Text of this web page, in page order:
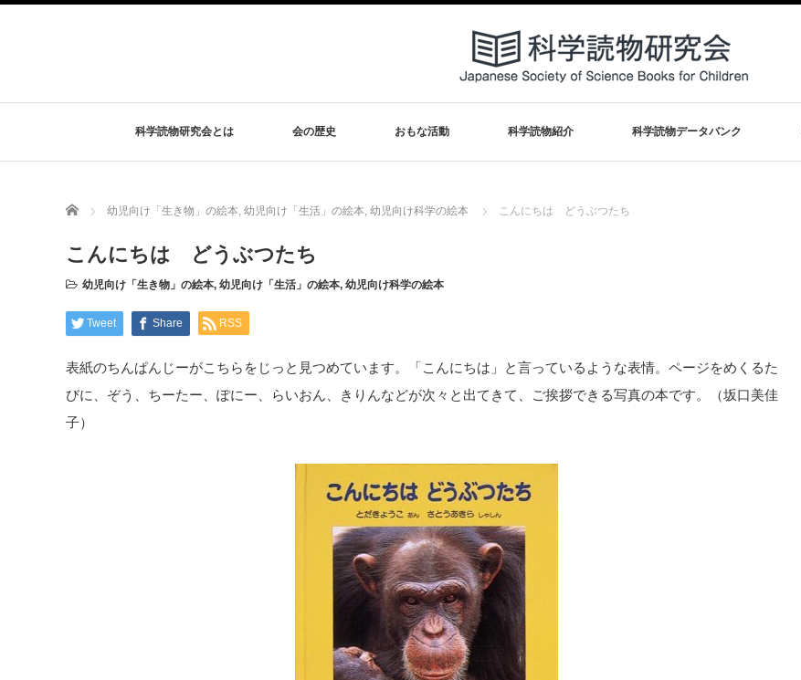
科学読物研究会とは 会の歴史 おもな活動 科学読物紹介 科学読物データバンク
Home 幼児向け「生き物」の絵本, 幼児向け「生活」の絵本, 幼児向け科学の絵本 こんにちは どうぶつたち
こんにちは どうぶつたち
幼児向け「生き物」の絵本, 幼児向け「生活」の絵本, 幼児向け科学の絵本
Tweet Share RSS
表紙のちんぱんじーがこちらをじっと見つめています。「こんにちは」と言っているような表情。ページをめくるた
びに、ぞう、ちーたー、ぽにー、らいおん、きりんなどが次々と出てきて、ご挨拶できる写真の本です。（坂口美佳
子）